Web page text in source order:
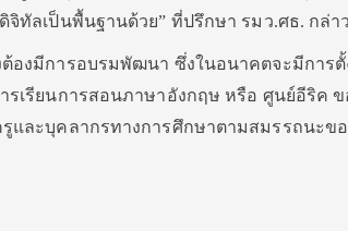
ทัลเป็นพื้นฐานด้วย” ที่ปรึกษา รมว.ศธ. กล่าว
องมีการอบรมพัฒนา ซึ่งในอนาคตจะมีการตั้
เรียนการสอนภาษาอังกฤษ หรือ ศูนย์อีริค
และบุคลากรทางการศึกษาตามสมรรถนะข